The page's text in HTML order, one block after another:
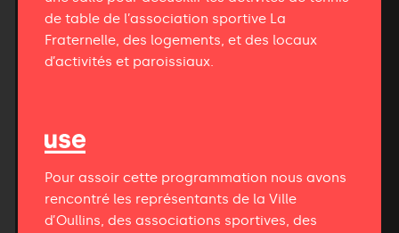
de table de l’association sportive La
Fraternelle, des logements, et des locaux
d’activités et paroissiaux.
Pour assoir cette programmation nous avons
rencontré les représentants de la Ville
d’Oullins, des associations sportives, des